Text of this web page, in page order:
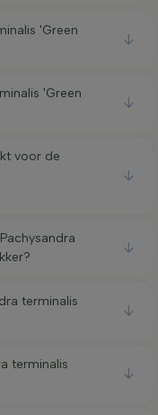
'Green
'Green
voor de
terminalis
terminalis